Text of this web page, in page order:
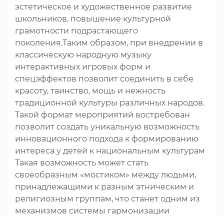
эстетическое и художественное развитие
школьников, повышение культурной
грамотности подрастающего
поколения.Таким образом, при внедрении в
классическую народную музыку
интерактивных игровых форм и
спецэффектов позволит соединить в себе
красоту, таинство, мощь и нежность
традиционной культуры различных народов.
Такой формат мероприятий востребован
позволит создать уникальную возможность
инновационного подхода к формированию
интереса у детей к национальным культурам
Такая возможность может стать
своеобразным «мостиком» между людьми,
принадлежащими к разным этническим и
религиозным группам, что станет одним из
механизмов системы гармонизации